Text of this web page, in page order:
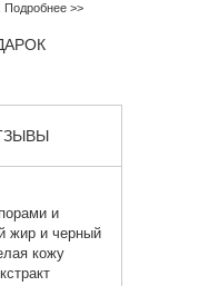
Подробнее >>
и
жир и черный
кожу